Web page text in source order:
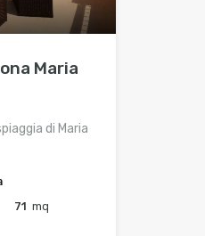
Maria
di Maria
71 mq